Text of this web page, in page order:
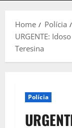
Home
Polícia
URGENTE:
Teresina
Polícia